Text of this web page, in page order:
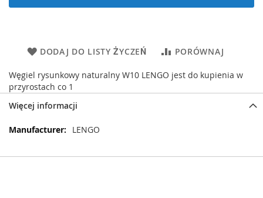
DODAJ DO LISTY ŻYCZEŃ PORÓWNAJ
Węgiel rysunkowy naturalny W10 LENGO jest do kupienia w
przyrostach co 1
Więcej informacji
Więcej
LENGO